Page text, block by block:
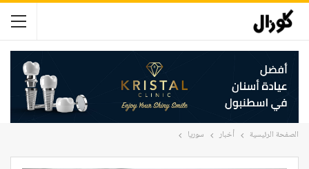
الصفحة الرئيسية أخبار سوريا